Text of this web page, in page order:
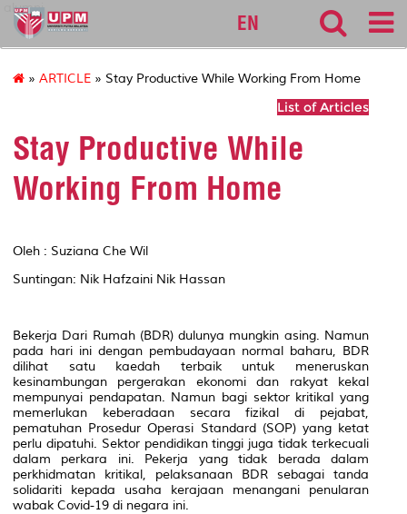
alumni
EN
» ARTICLE » Stay Productive While Working From Home
List of Articles
Stay Productive While
Working From Home
Oleh : Suziana Che Wil
Suntingan: Nik Hafzaini Nik Hassan
Bekerja Dari Rumah (BDR) dulunya mungkin asing. Namun
pada hari ini dengan pembudayaan normal baharu, BDR
dilihat satu kaedah terbaik untuk meneruskan
kesinambungan pergerakan ekonomi dan rakyat kekal
mempunyai pendapatan. Namun bagi sektor kritikal yang
memerlukan keberadaan secara fizikal di pejabat,
pematuhan Prosedur Operasi Standard (SOP) yang ketat
perlu dipatuhi. Sektor pendidikan tinggi juga tidak terkecuali
dalam perkara ini. Pekerja yang tidak berada dalam
perkhidmatan kritikal, pelaksanaan BDR sebagai tanda
solidariti kepada usaha kerajaan menangani penularan
wabak Covid-19 di negara ini.